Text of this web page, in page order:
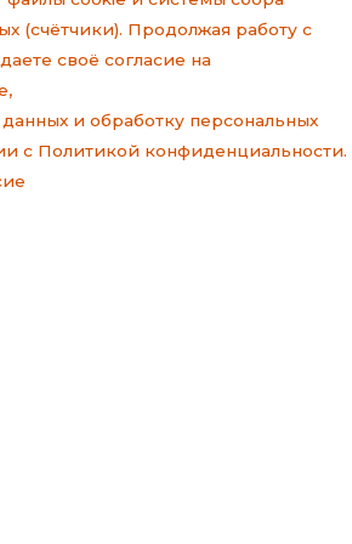
(счётчики). Продолжая работу с
своё согласие на
данных и обработку персональных
с Политикой конфиденциальности.